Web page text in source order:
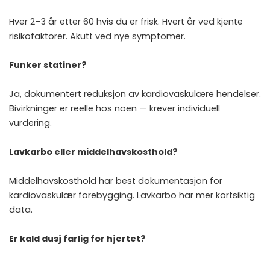
Hver 2–3 år etter 60 hvis du er frisk. Hvert år ved kjente
risikofaktorer. Akutt ved nye symptomer.
Funker statiner?
Ja, dokumentert reduksjon av kardiovaskulære hendelser.
Bivirkninger er reelle hos noen — krever individuell
vurdering.
Lavkarbo eller middelhavskosthold?
Middelhavskosthold har best dokumentasjon for
kardiovaskulær forebygging. Lavkarbo har mer kortsiktig
data.
Er kald dusj farlig for hjertet?